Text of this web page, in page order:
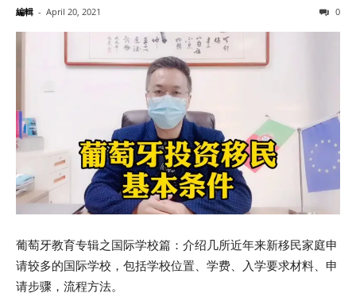
編輯 - April 20, 2021 0
葡萄牙教育专辑之国际学校篇：介绍几所近年来新移民家庭申
请较多的国际学校，包括学校位置、学费、入学要求材料、申
请步骤，流程方法。